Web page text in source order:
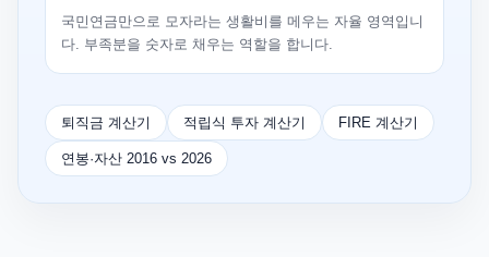
국민연금만으로 모자라는 생활비를 메우는 자율 영역입니
다. 부족분을 숫자로 채우는 역할을 합니다.
퇴직금 계산기 적립식 투자 계산기 FIRE 계산기
연봉·자산 2016 vs 2026